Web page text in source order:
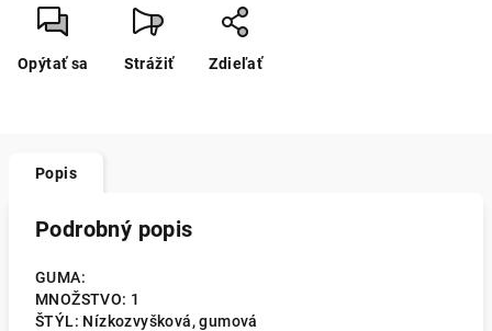
Opýtať sa Strážiť Zdieľať
Popis
Podrobný popis
GUMA:
MNOŽSTVO: 1
ŠTÝL: Nízkozvyšková, gumová